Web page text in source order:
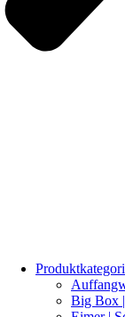
Big Box